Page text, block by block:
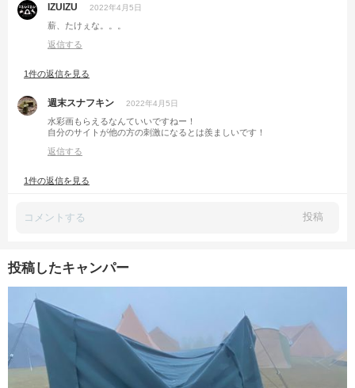
IZUIZU 2022年4月5日
薪、たけぇな。。。
返信する
1件の返信を見る
週末スナフキン 2022年4月5日
水彩画もらえるなんていいですねー！
自分のサイトが他の方の刺激になるとは羨ましいです！
返信する
1件の返信を見る
投稿
投稿したキャンパー